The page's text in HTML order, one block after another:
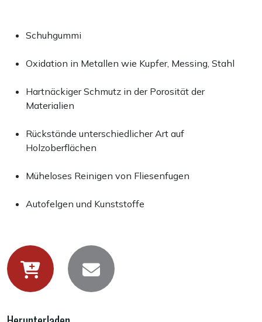
Schuhgummi
Oxidation in Metallen wie Kupfer, Messing, Stahl
Hartnäckiger Schmutz in der Porosität der
Materialien
Rückstände unterschiedlicher Art auf
Holzoberflächen
Müheloses Reinigen von Fliesenfugen
Autofelgen und Kunststoffe